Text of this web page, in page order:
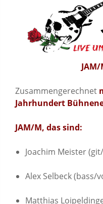
Zusammengerechnet
Jahrhundert
JAM/M, das sind:
Joachim Meister
Alex Selbeck (bass/
Matthias